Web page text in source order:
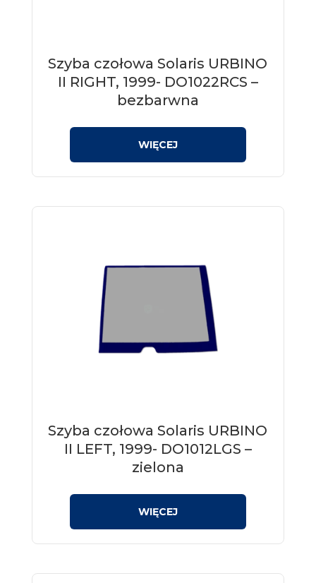
Szyba czołowa Solaris URBINO
II RIGHT, 1999- DO1022RCS –
bezbarwna
Szyba czołowa Solaris URBINO
II LEFT, 1999- DO1012LGS –
zielona